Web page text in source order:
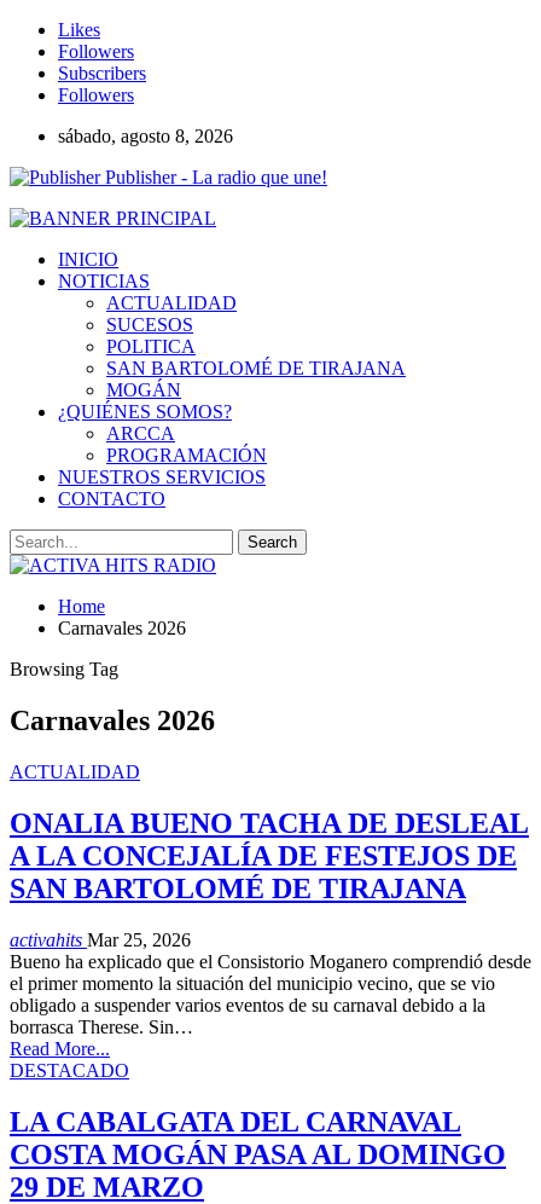
Likes
Followers
Subscribers
Followers
sábado, agosto 8, 2026
Publisher - La radio que une!
INICIO
NOTICIAS
ACTUALIDAD
SUCESOS
POLITICA
SAN BARTOLOMÉ DE TIRAJANA
MOGÁN
¿QUIÉNES SOMOS?
ARCCA
PROGRAMACIÓN
NUESTROS SERVICIOS
CONTACTO
Home
Carnavales 2026
Browsing Tag
Carnavales 2026
ACTUALIDAD
ONALIA BUENO TACHA DE DESLEAL
A LA CONCEJALÍA DE FESTEJOS DE
SAN BARTOLOMÉ DE TIRAJANA
activahits Mar 25, 2026
Bueno ha explicado que el Consistorio Moganero comprendió desde
el primer momento la situación del municipio vecino, que se vio
obligado a suspender varios eventos de su carnaval debido a la
borrasca Therese. Sin…
Read More...
DESTACADO
LA CABALGATA DEL CARNAVAL
COSTA MOGÁN PASA AL DOMINGO
29 DE MARZO